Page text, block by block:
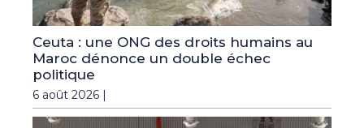
Ceuta : une ONG des droits humains au
Maroc dénonce un double échec
politique
6 août 2026 |